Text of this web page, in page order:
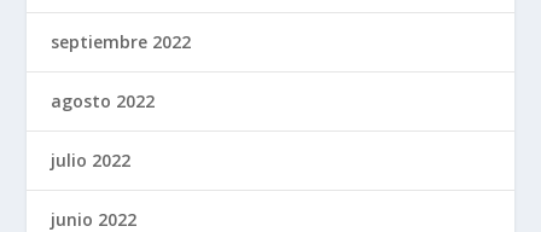
septiembre 2022
agosto 2022
julio 2022
junio 2022